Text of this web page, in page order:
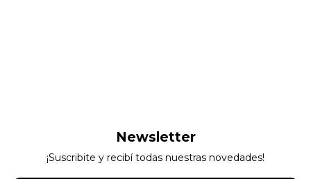
Newsletter
¡Suscribite y recibí todas nuestras novedades!